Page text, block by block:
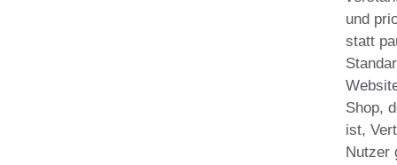
und
statt
Shop,
ist,
Nutzer